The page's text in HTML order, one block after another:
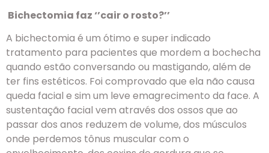
Bichectomia faz ‘’cair o rosto?’’
A bichectomia é um ótimo e super indicado
tratamento para pacientes que mordem a bochecha
quando estão conversando ou mastigando, além de
ter fins estéticos. Foi comprovado que ela não causa
queda facial e sim um leve emagrecimento da face. A
sustentação facial vem através dos ossos que ao
passar dos anos reduzem de volume, dos músculos
onde perdemos tônus muscular com o